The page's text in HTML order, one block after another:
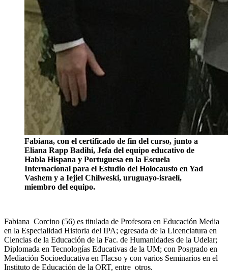
Fabiana, con el certificado de fin del curso, junto a
Eliana Rapp Badihi, Jefa del equipo educativo de
Habla Hispana y Portuguesa en la Escuela
Internacional para el Estudio del Holocausto en Yad
Vashem y a Iejiel Chilweski, uruguayo-israelí,
miembro del equipo.
Fabiana Corcino (56) es titulada de Profesora en Educación Media
en la Especialidad Historia del IPA; egresada de la Licenciatura en
Ciencias de la Educación de la Fac. de Humanidades de la Udelar;
Diplomada en Tecnologías Educativas de la UM; con Posgrado en
Mediación Socioeducativa en Flacso y con varios Seminarios en el
Instituto de Educación de la ORT, entre otros.